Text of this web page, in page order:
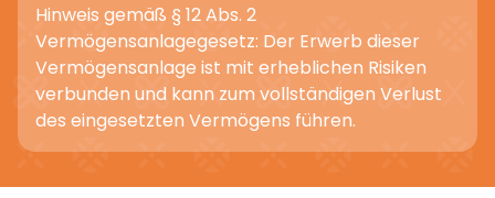
Hinweis gemäß § 12 Abs. 2
Vermögensanlagegesetz: Der Erwerb dieser
Vermögensanlage ist mit erheblichen Risiken
verbunden und kann zum vollständigen Verlust
des eingesetzten Vermögens führen.